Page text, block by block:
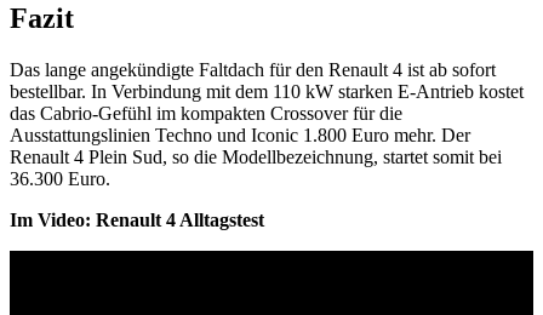
Fazit
Das lange angekündigte Faltdach für den Renault 4 ist ab sofort
bestellbar. In Verbindung mit dem 110 kW starken E-Antrieb kostet
das Cabrio-Gefühl im kompakten Crossover für die
Ausstattungslinien Techno und Iconic 1.800 Euro mehr. Der
Renault 4 Plein Sud, so die Modellbezeichnung, startet somit bei
36.300 Euro.
Im Video: Renault 4 Alltagstest